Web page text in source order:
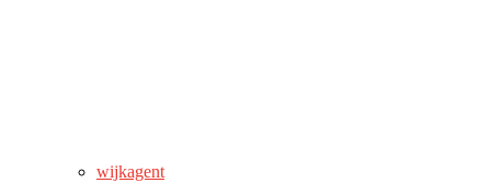
wijkagent